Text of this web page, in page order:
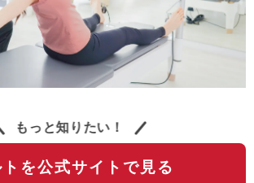
もっと知りたい！
を公式サイトで見る